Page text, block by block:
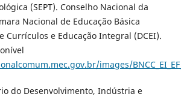
(SEPT). Conselho Nacional da
Nacional de Educação Básica
Currículos e Educação Integral (DCEI).
images/
do Desenvolvimento, Indústria e